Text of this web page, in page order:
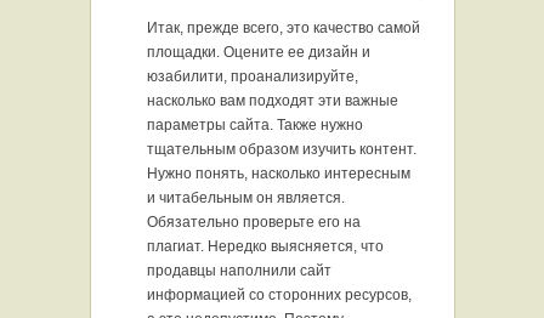
Итак, прежде всего, это качество самой
площадки. Оцените ее дизайн и
юзабилити, проанализируйте,
насколько вам подходят эти важные
параметры сайта. Также нужно
тщательным образом изучить контент.
Нужно понять, насколько интересным
и читабельным он является.
Обязательно проверьте его на
плагиат. Нередко выясняется, что
продавцы наполнили сайт
информацией со сторонних ресурсов,